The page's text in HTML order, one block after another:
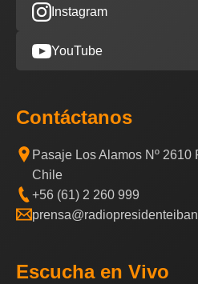
Instagram
YouTube
Contáctanos
Pasaje Los Alamos Nº 2610
Chile
+56 (61) 2 260 999
Escucha en Vivo